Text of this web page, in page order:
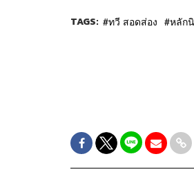
TAGS: ทวี สอดส่อง หลัก